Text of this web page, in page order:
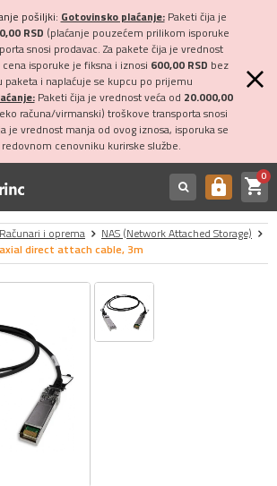
pošiljki: Gotovinsko plaćanje:Paketi čija je
RSD (plaćanje pouzećem prilikom isporuke
snosi prodavac. Za pakete čija je vrednost
isporuke je fiksna i iznosi 600,00 RSD bez
paketa i naplaćuje se kupcu po prijemu
Paketi čija je vrednost veća od 20.000,00
računa/virmanski) troškove transporta snosi
je vrednost manja od ovog iznosa, isporuka se
cenovniku kurirske službe.
https shopping_cart0
Računari i oprema
NAS (Network Attached Storage)
direct attach cable, 3m